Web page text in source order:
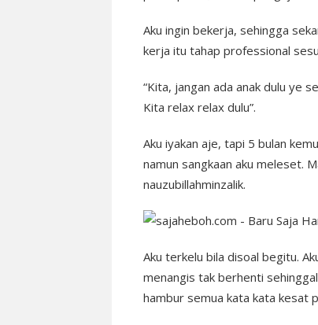
Aku ingin bekerja, sehingga
kerja itu tahap professional
“Kita, jangan ada anak dulu ye
Kita relax relax dulu”.
Aku iyakan aje, tapi 5 bulan
namun sangkaan aku meleset.
nauzubillahminzalik.
Aku terkelu bila disoal begitu.
menangis tak berhenti
hambur semua kata kata kesat